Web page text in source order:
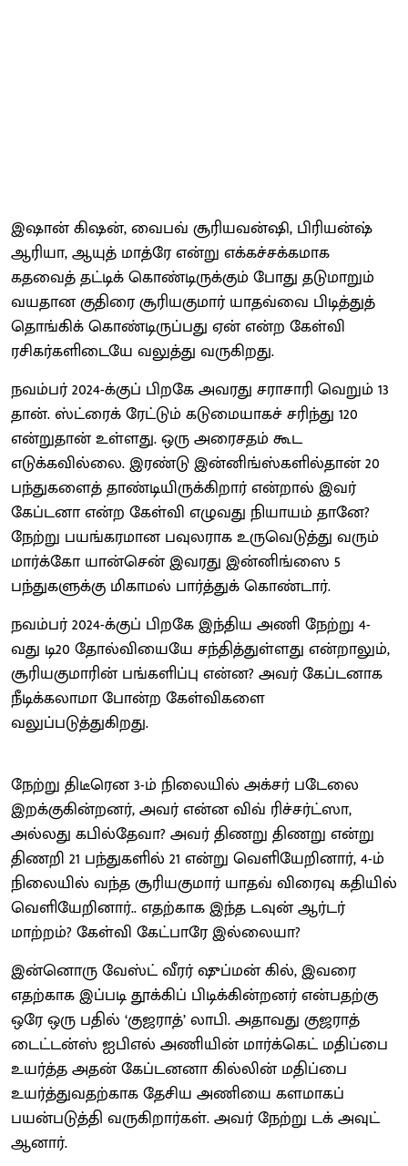
இஷான் கிஷன், வைபவ் சூரியவன்ஷி, பிரியன்ஷ்
ஆரியா, ஆயுத் மாத்ரே என்று எக்கச்சக்கமாக
கதவைத் தட்டிக் கொண்டிருக்கும் போது தடுமாறும்
வயதான குதிரை சூரியகுமார் யாதவ்வை பிடித்துத்
தொங்கிக் கொண்டிருப்பது ஏன் என்ற கேள்வி
ரசிகர்களிடையே வலுத்து வருகிறது.
நவம்பர் 2024-க்குப் பிறகே அவரது சராசாரி வெறும் 13
தான். ஸ்ட்ரைக் ரேட்டும் கடுமையாகச் சரிந்து 120
என்றுதான் உள்ளது. ஒரு அரைசதம் கூட
எடுக்கவில்லை. இரண்டு இன்னிங்ஸ்களில்தான் 20
பந்துகளைத் தாண்டியிருக்கிறார் என்றால் இவர்
கேப்டனா என்ற கேள்வி எழுவது நியாயம் தானே?
நேற்று பயங்கரமான பவுலராக உருவெடுத்து வரும்
மார்க்கோ யான்சென் இவரது இன்னிங்ஸை 5
பந்துகளுக்கு மிகாமல் பார்த்துக் கொண்டார்.
நவம்பர் 2024-க்குப் பிறகே இந்திய அணி நேற்று 4-
வது டி20 தோல்வியையே சந்தித்துள்ளது என்றாலும்,
சூரியகுமாரின் பங்களிப்பு என்ன? அவர் கேப்டனாக
நீடிக்கலாமா போன்ற கேள்விகளை
வலுப்படுத்துகிறது.
நேற்று திடீரென 3-ம் நிலையில் அக்சர் படேலை
இறக்குகின்றனர், அவர் என்ன விவ் ரிச்சர்ட்ஸா,
அல்லது கபில்தேவா? அவர் திணறு திணறு என்று
திணறி 21 பந்துகளில் 21 என்று வெளியேறினார், 4-ம்
நிலையில் வந்த சூரியகுமார் யாதவ் விரைவு கதியில்
வெளியேறினார்.. எதற்காக இந்த டவுன் ஆர்டர்
மாற்றம்? கேள்வி கேட்பாரே இல்லையா?
இன்னொரு வேஸ்ட் வீரர் ஷுப்மன் கில், இவரை
எதற்காக இப்படி தூக்கிப் பிடிக்கின்றனர் என்பதற்கு
ஒரே ஒரு பதில் ‘குஜராத்’ லாபி. அதாவது குஜராத்
டைட்டன்ஸ் ஐபிஎல் அணியின் மார்க்கெட் மதிப்பை
உயர்த்த அதன் கேப்டனனா கில்லின் மதிப்பை
உயர்த்துவதற்காக தேசிய அணியை களமாகப்
பயன்படுத்தி வருகிறார்கள். அவர் நேற்று டக் அவுட்
ஆனார்.